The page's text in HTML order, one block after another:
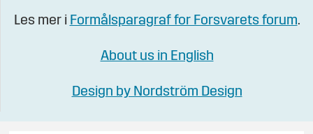
Les mer i Formålsparagraf for Forsvarets forum.
About us in English
Design by Nordström Design